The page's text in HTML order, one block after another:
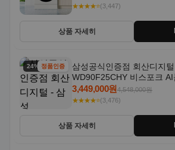
★★★★⭐(3,447)
상품 자세히
24% 할인정품인증
삼성공식인증점 회산디지
WD90F25CHY 비스포크 AI
일체형 25kg+18kg 1등급
3,449,000원4,548,000원
★★★★⭐(3,476)
상품 자세히